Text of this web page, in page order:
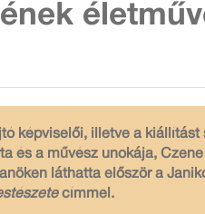
képviselői, illetve a
és a művész unokája,
láthatta először a
címmel.